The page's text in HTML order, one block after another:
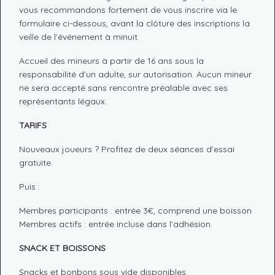
vous recommandons fortement de vous inscrire via le
formulaire ci-dessous, avant la clôture des inscriptions la
veille de l’événement à minuit.
Accueil des mineurs à partir de 16 ans sous la
responsabilité d’un adulte, sur autorisation. Aucun mineur
ne sera accepté sans rencontre préalable avec ses
représentants légaux.
TARIFS
Nouveaux joueurs ? Profitez de deux séances d’essai
gratuite.
Puis :
Membres participants : entrée 3€, comprend une boisson
Membres actifs : entrée incluse dans l’adhésion.
SNACK ET BOISSONS
Snacks et bonbons sous vide disponibles.